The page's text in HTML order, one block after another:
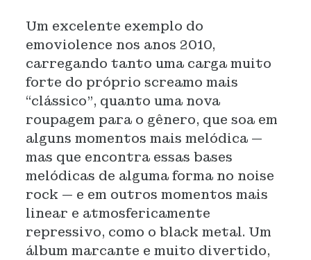
Um excelente exemplo do
emoviolence nos anos 2010,
carregando tanto uma carga muito
forte do próprio screamo mais
“clássico”, quanto uma nova
roupagem para o gênero, que soa em
alguns momentos mais melódica —
mas que encontra essas bases
melódicas de alguma forma no noise
rock — e em outros momentos mais
linear e atmosfericamente
repressivo, como o black metal. Um
álbum marcante e muito divertido,